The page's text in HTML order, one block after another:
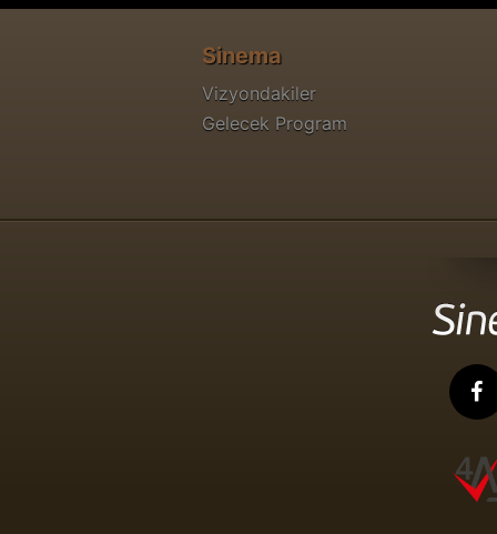
Sinema
Vizyondakiler
Gelecek Program